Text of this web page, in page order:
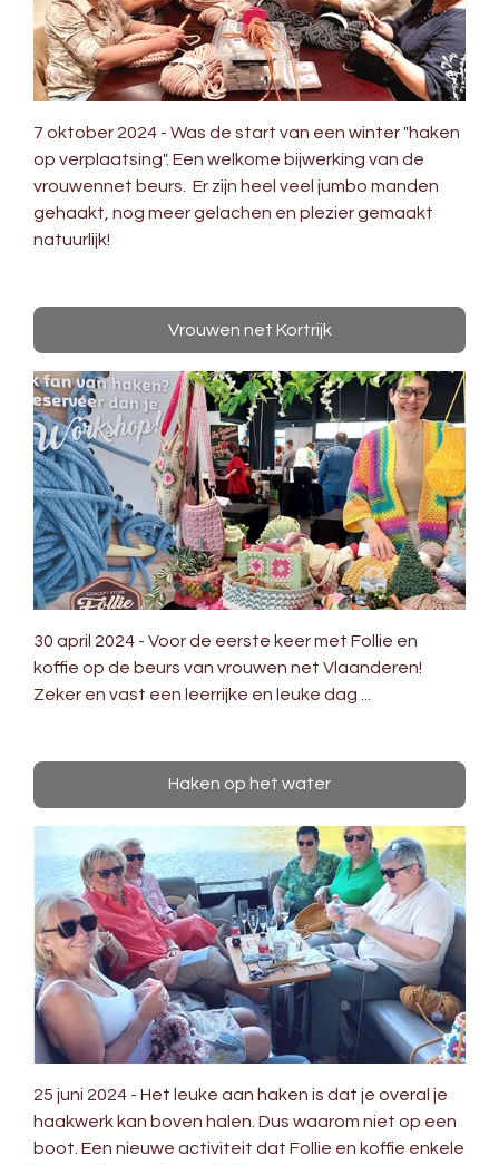
7 oktober 2024 - Was de start van een winter "haken
op verplaatsing". Een welkome bijwerking van de
vrouwennet beurs. Er zijn heel veel jumbo manden
gehaakt, nog meer gelachen en plezier gemaakt
natuurlijk!
Vrouwen net Kortrijk
30 april 2024 - Voor de eerste keer met Follie en
koffie op de beurs van vrouwen net Vlaanderen!
Zeker en vast een leerrijke en leuke dag ...
Haken op het water
25 juni 2024 - Het leuke aan haken is dat je overal je
haakwerk kan boven halen. Dus waarom niet op een
boot. Een nieuwe activiteit dat Follie en koffie enkele